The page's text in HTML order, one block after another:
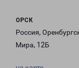
ОРСК
Россия,
Мира, 12Б